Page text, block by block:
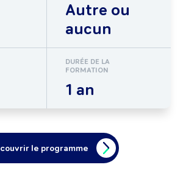
Autre ou
aucun
DURÉE DE LA
FORMATION
1 an
le programme